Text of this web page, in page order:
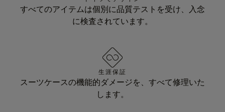
すべてのアイテムは個別に品質テストを受け、入念
に検査されています。
生涯保証
スーツケースの機能的ダメージを、すべて修理いた
します。